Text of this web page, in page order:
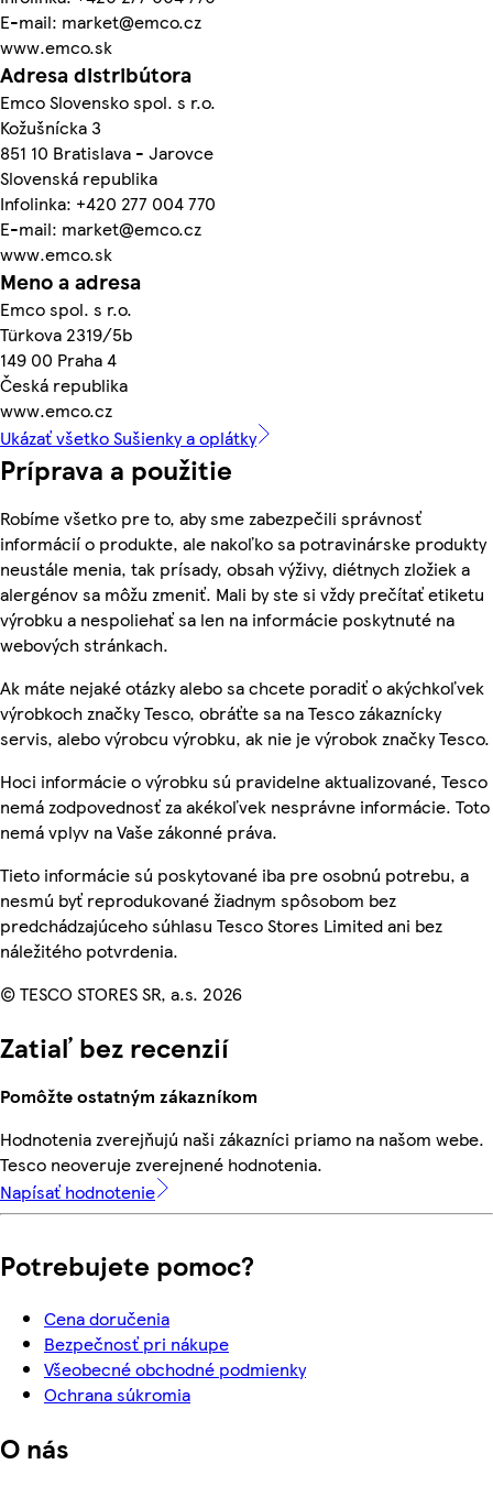
E-mail: market@emco.cz
www.emco.sk
Adresa distribútora
Emco Slovensko spol. s r.o.
Kožušnícka 3
851 10 Bratislava - Jarovce
Slovenská republika
Infolinka: +420 277 004 770
E-mail: market@emco.cz
www.emco.sk
Meno a adresa
Emco spol. s r.o.
Türkova 2319/5b
149 00 Praha 4
Česká republika
www.emco.cz
Ukázať všetko Sušienky a oplátky
Príprava a použitie
Robíme všetko pre to, aby sme zabezpečili správnosť
informácií o produkte, ale nakoľko sa potravinárske produkty
neustále menia, tak prísady, obsah výživy, diétnych zložiek a
alergénov sa môžu zmeniť. Mali by ste si vždy prečítať etiketu
výrobku a nespoliehať sa len na informácie poskytnuté na
webových stránkach.
Ak máte nejaké otázky alebo sa chcete poradiť o akýchkoľvek
výrobkoch značky Tesco, obráťte sa na Tesco zákaznícky
servis, alebo výrobcu výrobku, ak nie je výrobok značky Tesco.
Hoci informácie o výrobku sú pravidelne aktualizované, Tesco
nemá zodpovednosť za akékoľvek nesprávne informácie. Toto
nemá vplyv na Vaše zákonné práva.
Tieto informácie sú poskytované iba pre osobnú potrebu, a
nesmú byť reprodukované žiadnym spôsobom bez
predchádzajúceho súhlasu Tesco Stores Limited ani bez
náležitého potvrdenia.
© TESCO STORES SR, a.s. 2026
Zatiaľ bez recenzií
Pomôžte ostatným zákazníkom
Hodnotenia zverejňujú naši zákazníci priamo na našom webe.
Tesco neoveruje zverejnené hodnotenia.
Napísať hodnotenie
Potrebujete pomoc?
Cena doručenia
Bezpečnosť pri nákupe
Všeobecné obchodné podmienky
Ochrana súkromia
O nás